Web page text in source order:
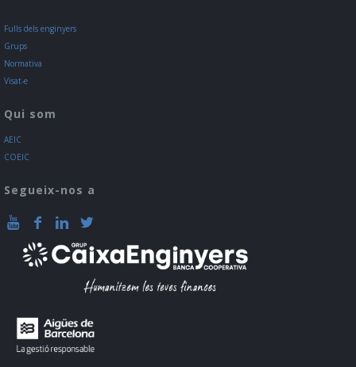
Fulls dels enginyers
Grups
Normativa
Visat-e
Qui som
AEIC
COEIC
Segueix-nos a